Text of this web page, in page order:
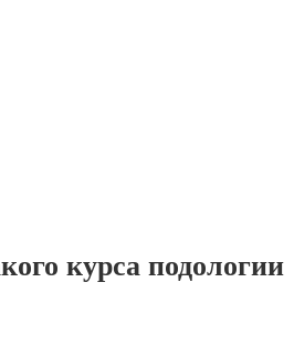
курса подологии